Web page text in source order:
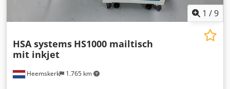
1 /9
Heemskerk 1.765 km
HSA systems HS1000 mailtisch
mit inkjet